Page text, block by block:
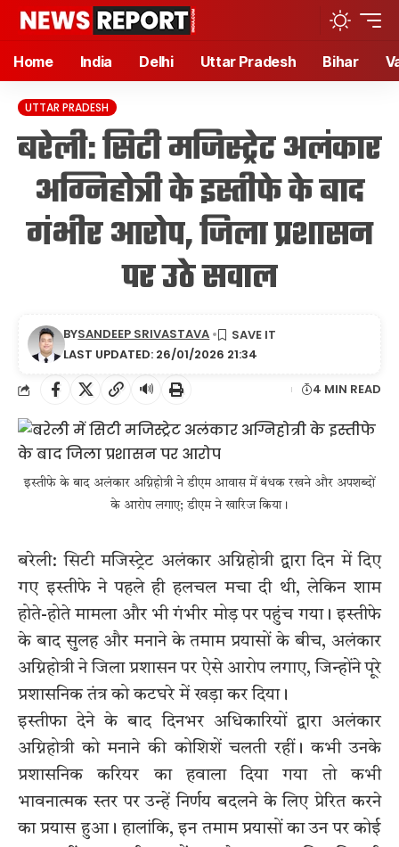
Home India Delhi Uttar Pradesh Bihar
UTTAR PRADESH
बरेली: सिटी मजिस्ट्रेट अलंकार
अग्निहोत्री के इस्तीफे के बाद
गंभीर आरोप, जिला प्रशासन
पर उठे सवाल
LAST UPDATED: 26/01/2026 21:34
BYSANDEEP SRIVASTAVA
🔊 4 MIN READ
इस्तीफे के बाद अलंकार अग्निहोत्री ने डीएम आवास में बंधक रखने और अपशब्दों
के आरोप लगाए; डीएम ने खारिज किया।
बरेली: सिटी मजिस्ट्रेट अलंकार अग्निहोत्री द्वारा दिन में दिए
गए इस्तीफे ने पहले ही हलचल मचा दी थी, लेकिन शाम
होते-होते मामला और भी गंभीर मोड़ पर पहुंच गया। इस्तीफे
के बाद सुलह और मनाने के तमाम प्रयासों के बीच, अलंकार
अग्निहोत्री ने जिला प्रशासन पर ऐसे आरोप लगाए, जिन्होंने पूरे
प्रशासनिक तंत्र को कटघरे में खड़ा कर दिया।
इस्तीफा देने के बाद दिनभर अधिकारियों द्वारा अलंकार
अग्निहोत्री को मनाने की कोशिशें चलती रहीं। कभी उनके
प्रशासनिक करियर का हवाला दिया गया तो कभी
भावनात्मक स्तर पर उन्हें निर्णय बदलने के लिए प्रेरित करने
का प्रयास हुआ। हालांकि, इन तमाम प्रयासों का उन पर कोई